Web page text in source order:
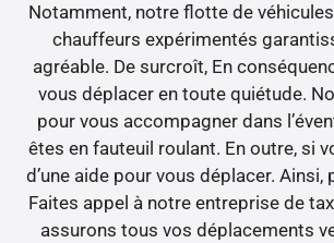
Notamment, notre flotte de
chauffeurs expérimentés
agréable. De surcroît, En
vous déplacer en toute quiétude.
pour vous accompagner dans
êtes en fauteuil roulant. En outre, si
d’une aide pour vous déplacer. Ainsi,
Faites appel à notre entreprise de
assurons tous vos déplacements